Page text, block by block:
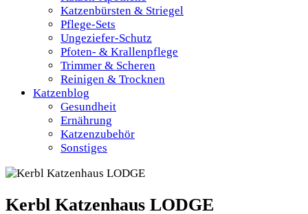
Katzenbürsten & Striegel
Pflege-Sets
Ungeziefer-Schutz
Pfoten- & Krallenpflege
Trimmer & Scheren
Reinigen & Trocknen
Katzenblog
Gesundheit
Ernährung
Katzenzubehör
Sonstiges
Kerbl Katzenhaus LODGE